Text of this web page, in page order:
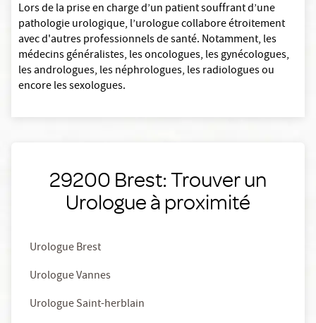
Lors de la prise en charge d’un patient souffrant d’une
pathologie urologique, l’urologue collabore étroitement
avec d'autres professionnels de santé. Notamment, les
médecins généralistes, les oncologues, les gynécologues,
les andrologues, les néphrologues, les radiologues ou
encore les sexologues.
29200 Brest: Trouver un
Urologue à proximité
Urologue Brest
Urologue Vannes
Urologue Saint-herblain